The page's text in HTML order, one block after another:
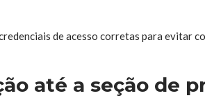
de acesso corretas para evitar
até a seção de